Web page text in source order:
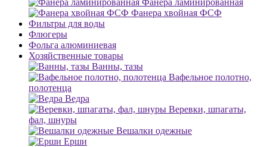
Фанера ламинированная
Фанера хвойная ФСФ
Фильтры для воды
Флюгеры
Фольга алюминиевая
Хозяйственные товары
Ванны, тазы
Вафельное полотно,
полотенца
Ведра
Веревки, шпагаты,
фал, шнуры
Вешалки одежные
Ерши